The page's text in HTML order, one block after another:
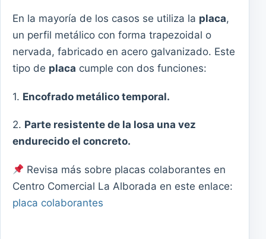
En la mayoría de los casos se utiliza la placa,
un perfil metálico con forma trapezoidal o
nervada, fabricado en acero galvanizado. Este
tipo de placa cumple con dos funciones:
1. Encofrado metálico temporal.
2. Parte resistente de la losa una vez
endurecido el concreto.
Revisa más sobre placas colaborantes en
Centro Comercial La Alborada en este enlace:
placa colaborantes